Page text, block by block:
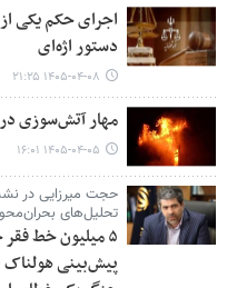
اجرای حکم یکی
دستور اژه‌ای
۱۴۰۵-۰۴-۰۸ ۲۱:۲۵
مهار آتش‌سوزی
۱۴۰۵-۰۴-۰۵ ۱۶:۰۱
حجت میرزایی در
تحلیل‌های
۵ میلیون خط